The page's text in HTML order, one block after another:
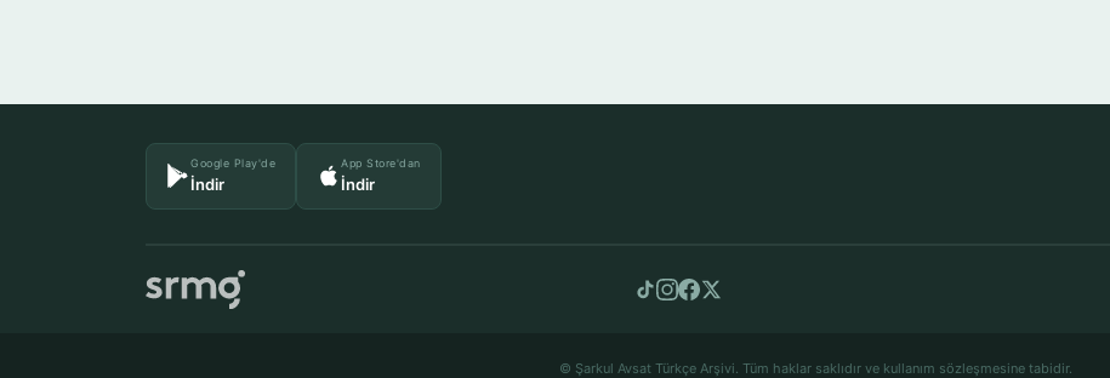
Google Play'de
İndir
App Store'dan
İndir
© Şarkul Avsat Türkçe Arşivi. Tüm haklar saklıdır ve kullanım sözleşmesine tabidir.